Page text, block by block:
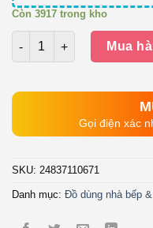
Còn 3917 trong kho
Số lượng
Mua
Gọi điện xác
SKU: 24837110671
Danh mục: Đồ dùng nhà bếp